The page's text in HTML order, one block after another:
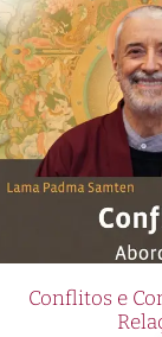
Conflitos e